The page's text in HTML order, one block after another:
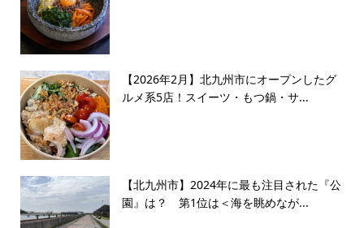
【2026年2月】北九州市にオープンしたグ
ルメ系5店！スイーツ・もつ鍋・サ...
【北九州市】2024年に最も注目された『公
園』は？ 第1位は＜海を眺めなが...